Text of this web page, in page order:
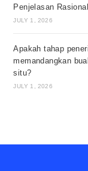
Penjelasan Rasional
JULY 1, 2026
Apakah tahap
memandangkan
situ?
JULY 1, 2026